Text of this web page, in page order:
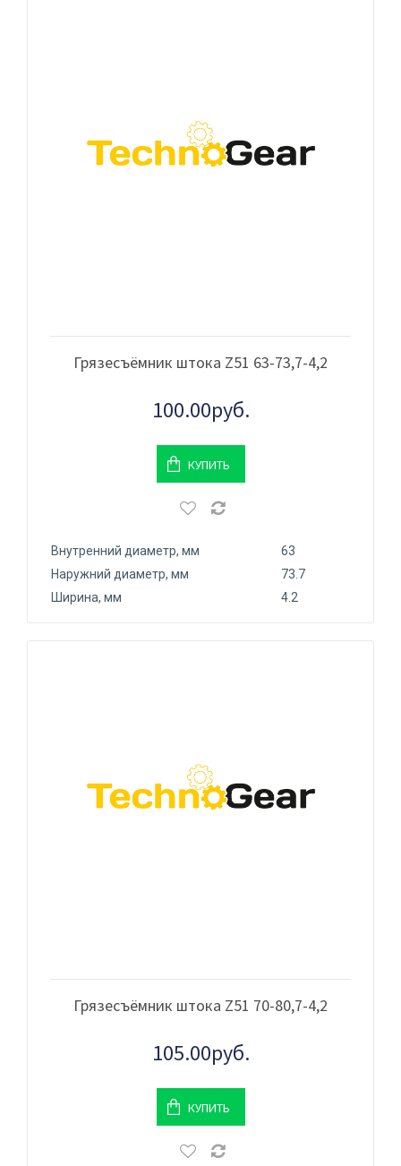
Грязесъёмник штока Z51 63-73,7-4,2
100.00руб.
КУПИТЬ
Внутренний диаметр, мм
63
Наружний диаметр, мм
73.7
Ширина, мм
4.2
Грязесъёмник штока Z51 70-80,7-4,2
105.00руб.
КУПИТЬ